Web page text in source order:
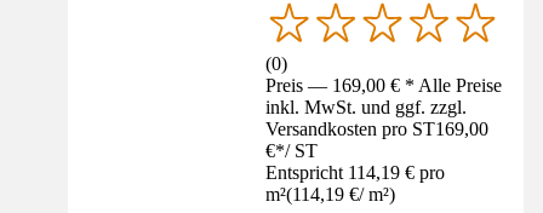
(0)
Preis — 169,00 € * Alle Preise
inkl. MwSt. und ggf. zzgl.
Versandkosten pro ST169,00
€*/ ST
Entspricht 114,19 € pro
m²(114,19 €/ m²)